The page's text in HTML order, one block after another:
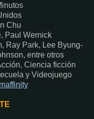
Chu
Paul Wernick
Ray Park, Lee Byung-
entre otros
Ciencia ficción
y Videojuego
lmaffinity